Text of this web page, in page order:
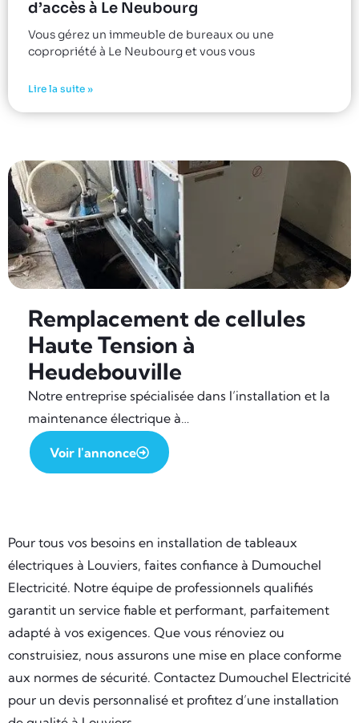
d’accès à Le Neubourg
Vous gérez un immeuble de bureaux ou une
copropriété à Le Neubourg et vous vous
Lire la suite »
Remplacement de cellules
Haute Tension à
Heudebouville
Notre entreprise spécialisée dans l’installation et la
maintenance électrique à…
Voir l'annonce
Pour tous vos besoins en installation de tableaux
électriques à Louviers, faites confiance à Dumouchel
Electricité. Notre équipe de professionnels qualifiés
garantit un service fiable et performant, parfaitement
adapté à vos exigences. Que vous rénoviez ou
construisiez, nous assurons une mise en place conforme
aux normes de sécurité. Contactez Dumouchel Electricité
pour un devis personnalisé et profitez d’une installation